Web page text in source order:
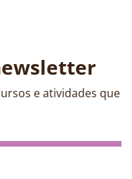
e atividades que